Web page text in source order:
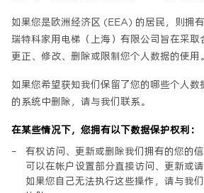
如果您是欧洲经济区 (EEA) 的居民，则拥有
瑞特科家用电梯（上海）有限公司旨在采取
更正、修改、删除或限制您个人数据的使用。
如果您希望获知我们保留了您的哪些个人数
的系统中删除，请与我们联系。
在某些情况下，您拥有以下数据保护权利：
有权访问、更新或删除我们拥有的您的
可以在帐户设置部分直接访问、更新或
如果您自己无法执行这些操作，请与我